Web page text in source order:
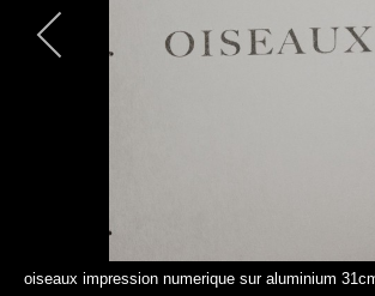
oiseaux impression numerique sur aluminium